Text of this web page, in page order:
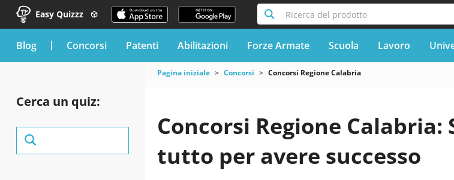
Easy Quizzz Ricerca del prodotto
blog Concorsi Patenti Abilitazioni Forze Armate Scuola Lavoro
Cerca un quiz:
Pagina iniziale Concorsi Concorsi Regione Calabria
Concorsi Regione Calabria:
tutto per avere successo